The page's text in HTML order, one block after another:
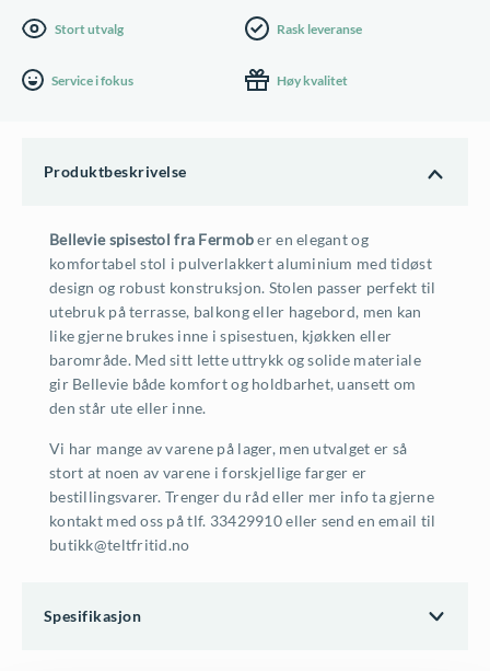
Stort utvalg Rask leveranse
Service i fokus Høy kvalitet
Produktbeskrivelse
Bellevie spisestol fra Fermober en elegant og
komfortabel stol i pulverlakkert aluminium med tidøst
design og robust konstruksjon. Stolen passer perfekt til
utebruk på terrasse, balkong eller hagebord, men kan
like gjerne brukes inne i spisestuen, kjøkken eller
barområde. Med sitt lette uttrykk og solide materiale
gir Bellevie både komfort og holdbarhet, uansett om
den står ute eller inne.
Vi har mange av varene på lager, men utvalget er så
stort at noen av varene i forskjellige farger er
bestillingsvarer. Trenger du råd eller mer info ta gjerne
kontakt med oss på tlf. 33429910 eller send en email til
butikk@teltfritid.no
Spesifikasjon